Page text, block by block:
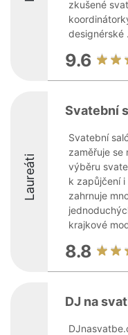
zkušené
designérské
9.6
Laureáti
Svatební
Svatební
zaměřuje se
výběru
k zapůjčení
zahrnuje
krajkové
8.8
DJ na